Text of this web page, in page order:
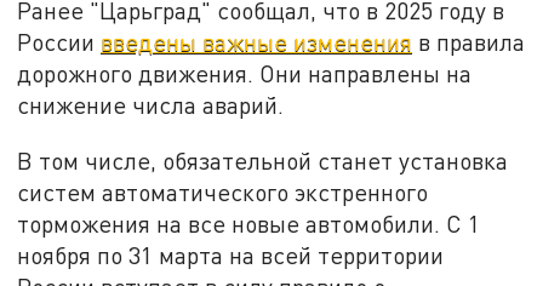
Ранее "Царьград" сообщал, что в 2025 году в
России введены важные изменения в правила
дорожного движения. Они направлены на
снижение числа аварий.
В том числе, обязательной станет установка
систем автоматического экстренного
торможения на все новые автомобили. С 1
ноября по 31 марта на всей территории